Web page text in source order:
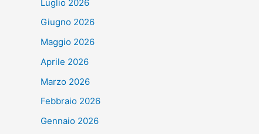
Luglio 2026
Giugno 2026
Maggio 2026
Aprile 2026
Marzo 2026
Febbraio 2026
Gennaio 2026